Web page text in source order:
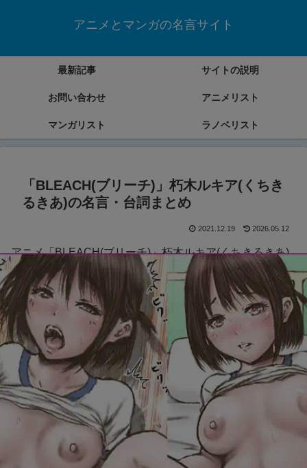
アニメとマンガの名言サイト
最新記事 サイトの説明
お問い合わせ アニメリスト
マンガリスト ラノベリスト
「BLEACH(ブリーチ)」朽木ルキア(くちき
るきあ)の名言・台詞まとめ
2021.12.19 2026.05.12
アニメ「BLEACH(ブリーチ)」朽木ルキア(くちきるきあ)
の名言・台詞をまとめていきます。